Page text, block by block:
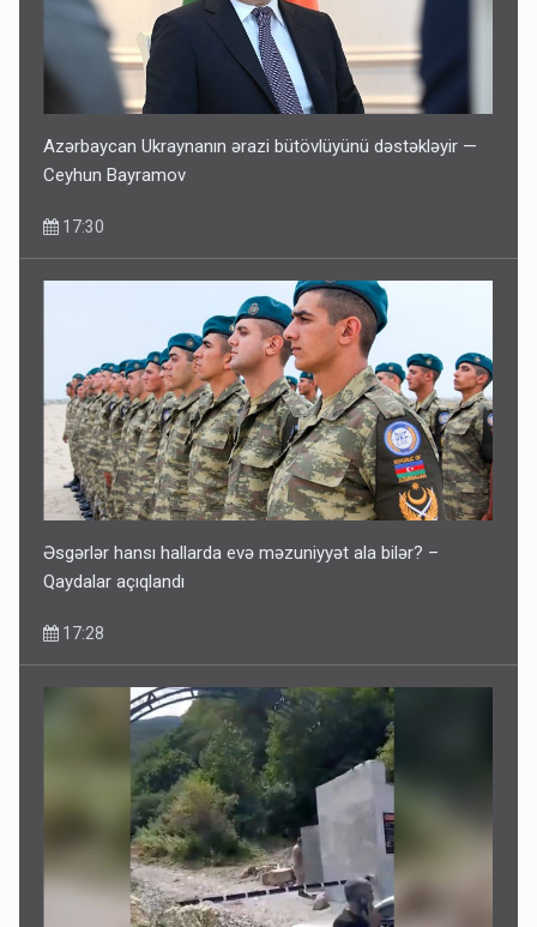
Azərbaycan Ukraynanın ərazi bütövlüyünü dəstəkləyir —
Ceyhun Bayramov
17:30
Əsgərlər hansı hallarda evə məzuniyyət ala bilər? –
Qaydalar açıqlandı
17:28